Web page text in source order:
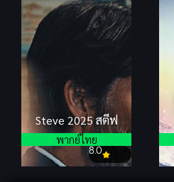
Steve 2025 สตีฟ
8.0
พากย์ไทย